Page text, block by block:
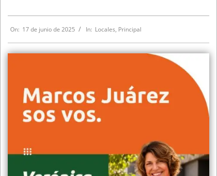
On: 17 de junio de 2025 In: Locales, Principal